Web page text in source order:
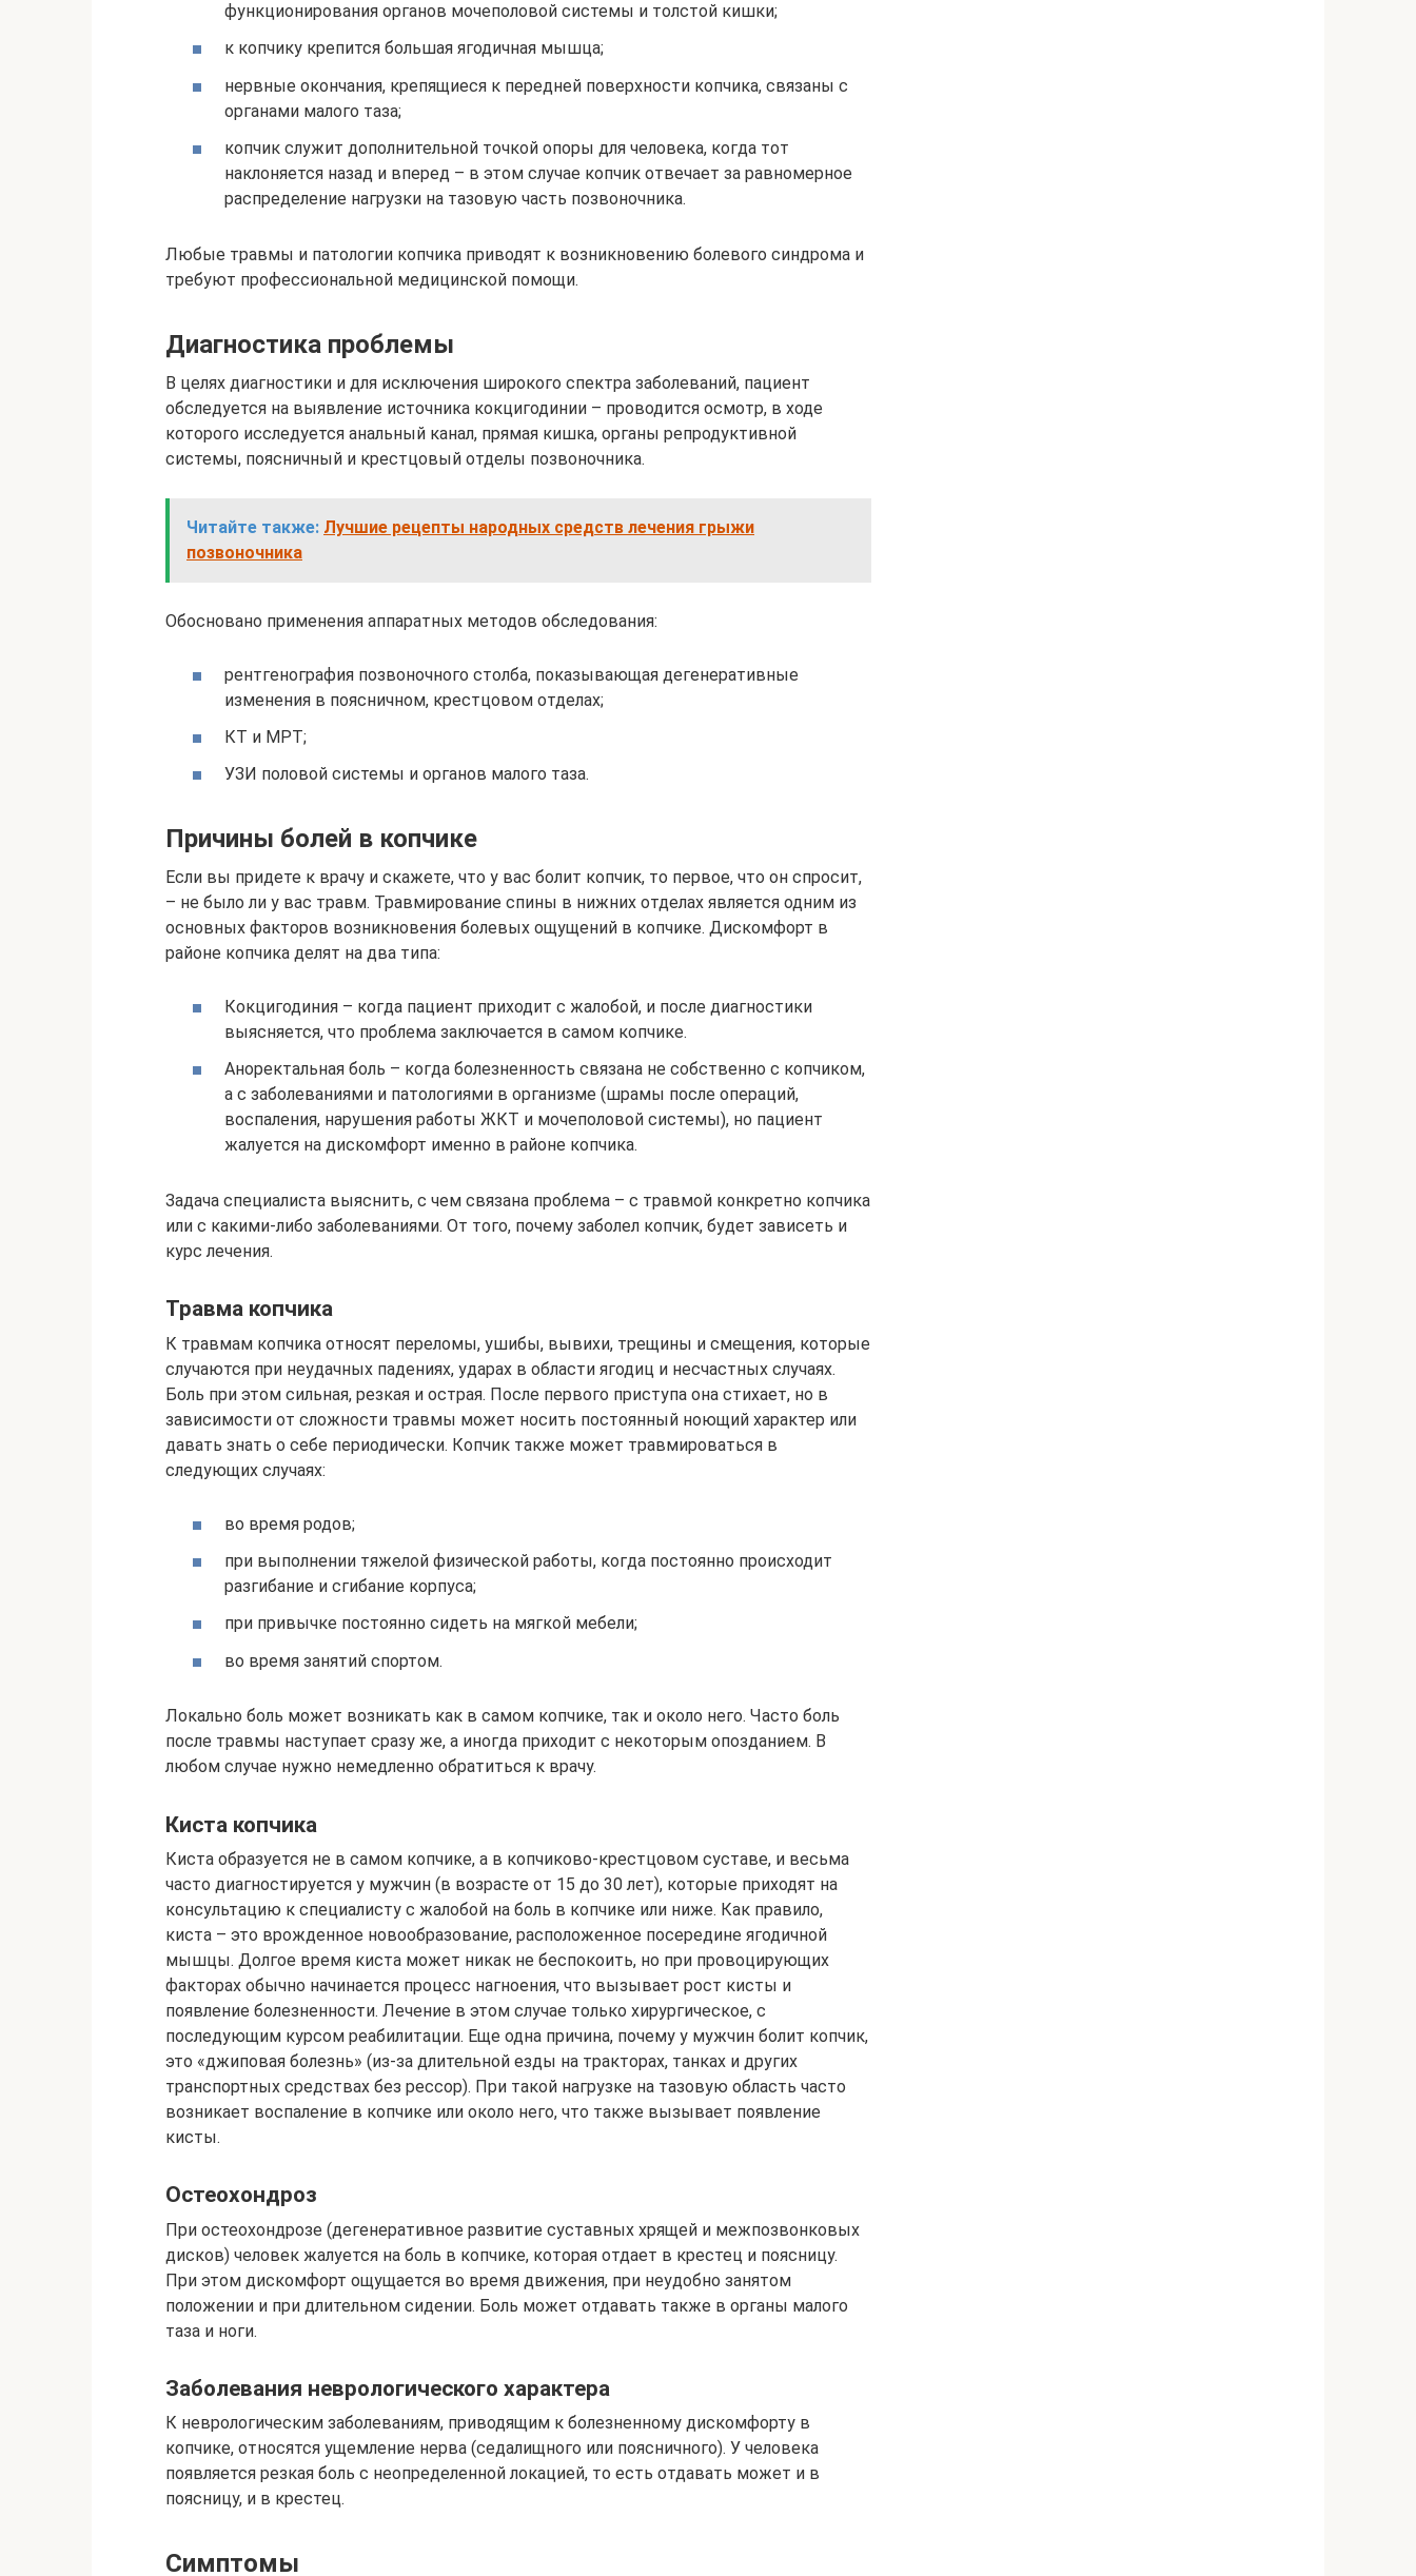
функционирования органов мочеполовой системы и толстой кишки;
к копчику крепится большая ягодичная мышца;
нервные окончания, крепящиеся к передней поверхности копчика, связаны с
органами малого таза;
копчик служит дополнительной точкой опоры для человека, когда тот
наклоняется назад и вперед – в этом случае копчик отвечает за равномерное
распределение нагрузки на тазовую часть позвоночника.
Любые травмы и патологии копчика приводят к возникновению болевого синдрома и
требуют профессиональной медицинской помощи.
Диагностика проблемы
В целях диагностики и для исключения широкого спектра заболеваний, пациент
обследуется на выявление источника кокцигодинии – проводится осмотр, в ходе
которого исследуется анальный канал, прямая кишка, органы репродуктивной
системы, поясничный и крестцовый отделы позвоночника.
Читайте также: Лучшие рецепты народных средств лечения грыжи
позвоночника
Обосновано применения аппаратных методов обследования:
рентгенография позвоночного столба, показывающая дегенеративные
изменения в поясничном, крестцовом отделах;
КТ и МРТ;
УЗИ половой системы и органов малого таза.
Причины болей в копчике
Если вы придете к врачу и скажете, что у вас болит копчик, то первое, что он спросит,
– не было ли у вас травм. Травмирование спины в нижних отделах является одним из
основных факторов возникновения болевых ощущений в копчике. Дискомфорт в
районе копчика делят на два типа:
Кокцигодиния – когда пациент приходит с жалобой, и после диагностики
выясняется, что проблема заключается в самом копчике.
Аноректальная боль – когда болезненность связана не собственно с копчиком,
а с заболеваниями и патологиями в организме (шрамы после операций,
воспаления, нарушения работы ЖКТ и мочеполовой системы), но пациент
жалуется на дискомфорт именно в районе копчика.
Задача специалиста выяснить, с чем связана проблема – с травмой конкретно копчика
или с какими-либо заболеваниями. От того, почему заболел копчик, будет зависеть и
курс лечения.
Травма копчика
К травмам копчика относят переломы, ушибы, вывихи, трещины и смещения, которые
случаются при неудачных падениях, ударах в области ягодиц и несчастных случаях.
Боль при этом сильная, резкая и острая. После первого приступа она стихает, но в
зависимости от сложности травмы может носить постоянный ноющий характер или
давать знать о себе периодически. Копчик также может травмироваться в
следующих случаях:
во время родов;
при выполнении тяжелой физической работы, когда постоянно происходит
разгибание и сгибание корпуса;
при привычке постоянно сидеть на мягкой мебели;
во время занятий спортом.
Локально боль может возникать как в самом копчике, так и около него. Часто боль
после травмы наступает сразу же, а иногда приходит с некоторым опозданием. В
любом случае нужно немедленно обратиться к врачу.
Киста копчика
Киста образуется не в самом копчике, а в копчиково-крестцовом суставе, и весьма
часто диагностируется у мужчин (в возрасте от 15 до 30 лет), которые приходят на
консультацию к специалисту с жалобой на боль в копчике или ниже. Как правило,
киста – это врожденное новообразование, расположенное посередине ягодичной
мышцы. Долгое время киста может никак не беспокоить, но при провоцирующих
факторах обычно начинается процесс нагноения, что вызывает рост кисты и
появление болезненности. Лечение в этом случае только хирургическое, с
последующим курсом реабилитации. Еще одна причина, почему у мужчин болит копчик,
это «джиповая болезнь» (из-за длительной езды на тракторах, танках и других
транспортных средствах без рессор). При такой нагрузке на тазовую область часто
возникает воспаление в копчике или около него, что также вызывает появление
кисты.
Остеохондроз
При остеохондрозе (дегенеративное развитие суставных хрящей и межпозвонковых
дисков) человек жалуется на боль в копчике, которая отдает в крестец и поясницу.
При этом дискомфорт ощущается во время движения, при неудобно занятом
положении и при длительном сидении. Боль может отдавать также в органы малого
таза и ноги.
Заболевания неврологического характера
К неврологическим заболеваниям, приводящим к болезненному дискомфорту в
копчике, относятся ущемление нерва (седалищного или поясничного). У человека
появляется резкая боль с неопределенной локацией, то есть отдавать может и в
поясницу, и в крестец.
Симптомы